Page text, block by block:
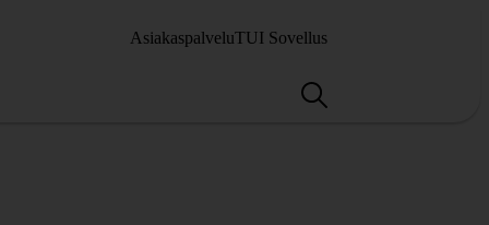
AsiakaspalveluTUI Sovellus